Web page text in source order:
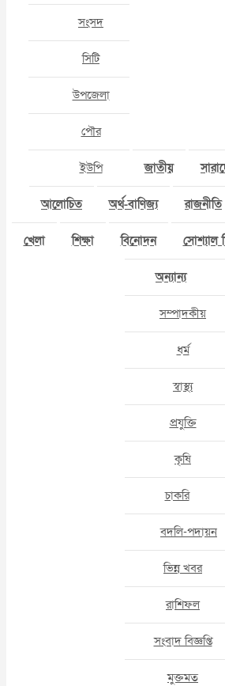
সংসদ
সিটি
উপজেলা
পৌর
ইউপি জাতীয়
আলোচিত অর্থ-বাণিজ্য রাজনীতি
খেলা শিক্ষা বিনোদন সোশ্যাল
অন্যান্য
সম্পাদকীয়
ধর্ম
স্বাস্থ্য
প্রযুক্তি
কৃষি
চাকরি
বদলি-পদায়ন
ভিন্ন খবর
রাশিফল
সংবাদ বিজ্ঞপ্তি
মুক্তমত